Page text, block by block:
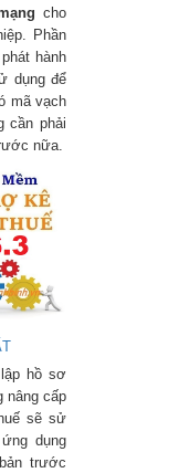
cho
Phần
hành
dụng để
mã vạch
cần phải
nữa.
hồ sơ
nâng cấp
sẽ sử
dụng
trước